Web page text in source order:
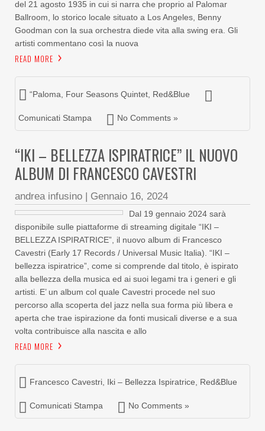
del 21 agosto 1935 in cui si narra che proprio al Palomar
Ballroom, lo storico locale situato a Los Angeles, Benny
Goodman con la sua orchestra diede vita alla swing era. Gli
artisti commentano così la nuova
READ MORE
“Paloma Four Seasons Quintet Red&Blue
Comunicati Stampa No Comments »
“IKI – BELLEZZA ISPIRATRICE” IL NUOVO
ALBUM DI FRANCESCO CAVESTRI
andrea infusino | Gennaio 16, 2024
Dal 19 gennaio 2024 sarà
disponibile sulle piattaforme di streaming digitale “IKI –
BELLEZZA ISPIRATRICE”, il nuovo album di Francesco
Cavestri (Early 17 Records / Universal Music Italia). “IKI –
bellezza ispiratrice”, come si comprende dal titolo, è ispirato
alla bellezza della musica ed ai suoi legami tra i generi e gli
artisti. E’ un album col quale Cavestri procede nel suo
percorso alla scoperta del jazz nella sua forma più libera e
aperta che trae ispirazione da fonti musicali diverse e a sua
volta contribuisce alla nascita e allo
READ MORE
Francesco Cavestri Iki – Bellezza Ispiratrice Red&Blue
Comunicati Stampa No Comments »